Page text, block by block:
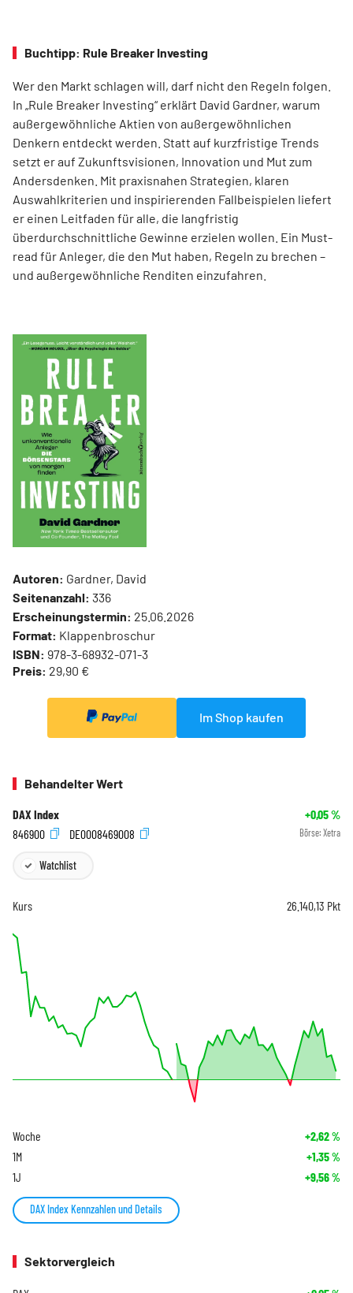
Buchtipp: Rule Breaker Investing
Wer den Markt schlagen will, darf nicht den Regeln folgen.
In „Rule Breaker Investing“ erklärt David Gardner, warum
außergewöhnliche Aktien von außer­gewöhnlichen
Denkern entdeckt werden. Statt auf kurzfristige Trends
setzt er auf Zukunftsvisionen, Innovation und Mut zum
Andersdenken. Mit praxisnahen Strategien, klaren
Auswahlkriterien und inspirierenden Fallbeispielen liefert
er einen Leit­faden für alle, die langfristig
überdurchschnittliche Gewinne erzielen wollen. Ein Must-
read für Anleger, die den Mut haben, Regeln zu brechen –
und außergewöhnliche Renditen einzufahren.
Autoren: Gardner, David
Seitenanzahl: 336
Erscheinungstermin: 25.06.2026
Format: Klappenbroschur
ISBN: 978-3-68932-071-3
Preis: 29,90 €
Im Shop kaufen
Behandelter Wert
DAX Index +0,05%
846900
DE0008469008 Börse: Xetra
Watchlist
Kurs 26.140,13 Pkt
Woche +2,62%
1M +1,35%
1J +9,56%
DAX Index Kennzahlen und Details
Sektorvergleich